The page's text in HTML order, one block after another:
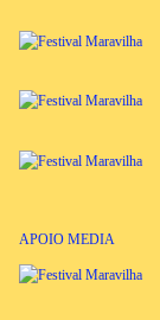
APOIO MEDIA